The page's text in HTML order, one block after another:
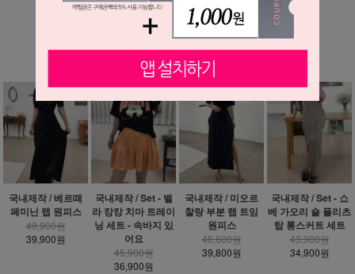
MORE ▼
베스트 상품
국내제작 / 베르떼
페미닌 랩 원피스
49,900원
39,900원
국내제작 / Set - 벨
라 캉캉 치마 트레이
닝 세트 - 속바지 있
어요
45,900원
36,900원
국내제작 / 미오르
찰랑 부분 랩 트임
원피스
48,600원
39,800원
국내제작 / Set - 쇼
베 가오리 숄 플리츠
탑 롱스커트 세트
43,900원
34,900원